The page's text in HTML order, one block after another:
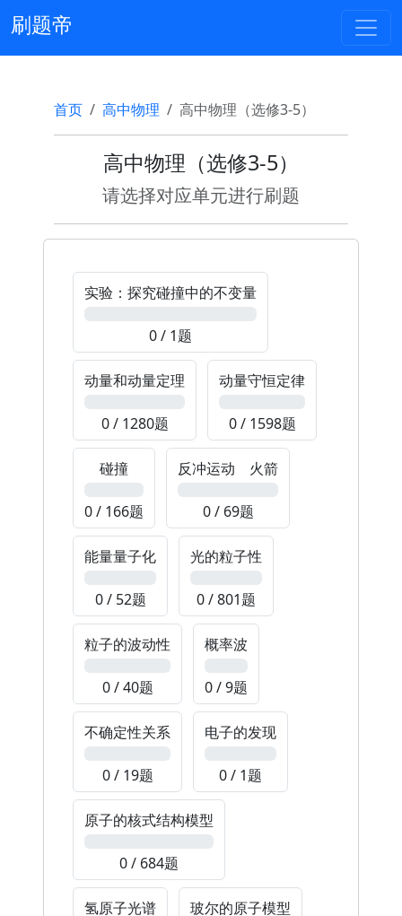
刷题帝
首页 高中物理 高中物理（选修3-5）
高中物理（选修3-5）
请选择对应单元进行刷题
实验：探究碰撞中的不变量
0 / 1题
动量和动量定理
0 / 1280题
动量守恒定律
0 / 1598题
碰撞
0 / 166题
反冲运动 火箭
0 / 69题
能量量子化
0 / 52题
光的粒子性
0 / 801题
粒子的波动性
0 / 40题
概率波
0 / 9题
不确定性关系
0 / 19题
电子的发现
0 / 1题
原子的核式结构模型
0 / 684题
氢原子光谱 玻尔的原子模型